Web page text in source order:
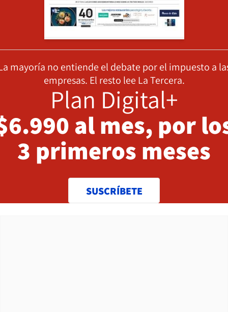
mayoría no entiende el debate por el impuesto a
empresas. El resto lee La Tercera.
Plan Digital+
al mes, por
3 primeros meses
SUSCRÍBETE